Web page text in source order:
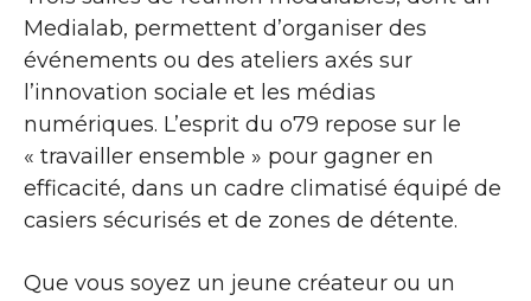
Medialab, permettent d’organiser des
événements ou des ateliers axés sur
l’innovation sociale et les médias
numériques. L’esprit du o79 repose sur le
« travailler ensemble » pour gagner en
efficacité, dans un cadre climatisé équipé de
casiers sécurisés et de zones de détente.
Que vous soyez un jeune créateur ou un